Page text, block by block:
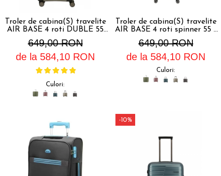
Business Travel
Borsete
Resigilate
Troler de cabina(S) travelite
AIR BASE 4 roti DUBLE 55
649,00 RON
de la 584,10 RON
Culori:
Troler de cabina(S) travelite
AIR BASE 4 roti spinner 55 x
649,00 RON
de la 584,10 RON
Culori:
-10%